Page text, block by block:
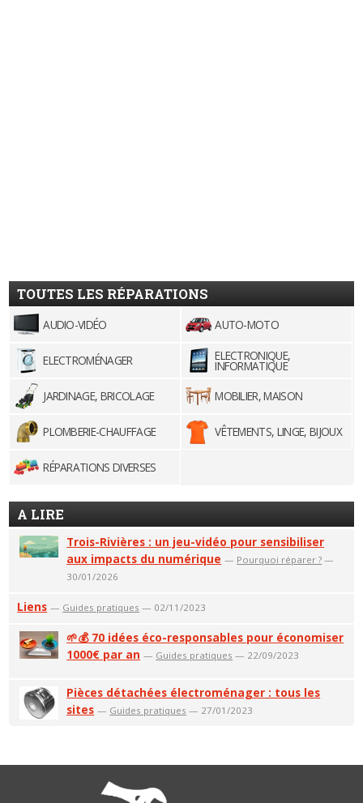
TOUTES LES RÉPARATIONS
AUDIO-VIDÉO AUTO-MOTO
ELECTROMÉNAGER ELECTRONIQUE,
INFORMATIQUE
JARDINAGE, BRICOLAGE
MOBILIER, MAISON
PLOMBERIE-CHAUFFAGE VÊTEMENTS, LINGE, BIJOUX
RÉPARATIONS DIVERSES
A LIRE
Trois-Rivières : un jeu-vidéo pour sensibiliser
aux impacts du numérique — Pourquoi réparer ? —
30/01/2026
Liens — Guides pratiques — 02/11/2023
🌱💰 70 idées éco-responsables pour économiser
1000€ par an — Guides pratiques — 22/09/2023
Pièces détachées électroménager : tous les
sites — Guides pratiques — 27/01/2023